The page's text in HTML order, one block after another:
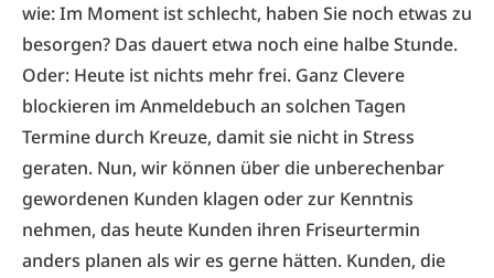
wie: Im Moment ist schlecht, haben Sie noch etwas zu
besorgen? Das dauert etwa noch eine halbe Stunde.
Oder: Heute ist nichts mehr frei. Ganz Clevere
blockieren im Anmeldebuch an solchen Tagen
Termine durch Kreuze, damit sie nicht in Stress
geraten. Nun, wir können über die unberechenbar
gewordenen Kunden klagen­ oder zur Kenntnis
nehmen, das heute Kunden ihren Friseurtermin
anders planen als wir es gerne hätten. Kunden, die